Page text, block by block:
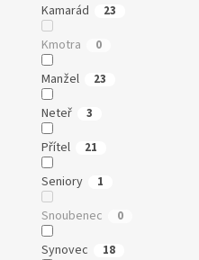
Kamarád 23
Kmotra 0
Manžel 23
Neteř 3
Přítel 21
Seniory 1
Snoubenec 0
Synovec 18